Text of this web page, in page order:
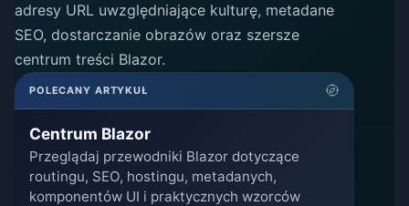
adresy URL uwzględniające kulturę, metadane
SEO, dostarczanie obrazów oraz szersze
centrum treści Blazor.
POLECANY ARTYKUŁ
Centrum Blazor
Przeglądaj przewodniki Blazor dotyczące
routingu, SEO, hostingu, metadanych,
komponentów UI i praktycznych wzorców